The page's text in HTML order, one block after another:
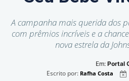
A campanha mais querida dos
com prêmios incríveis e a
nova estrela da
Em: Portal
Escrito por: Rafha Costa